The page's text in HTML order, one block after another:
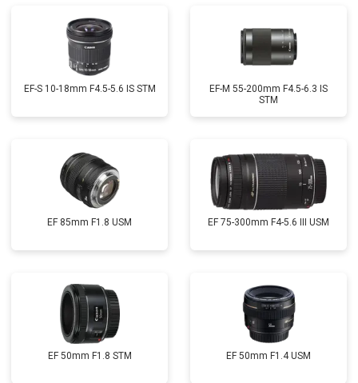
EF-S 10-18mm F4.5-5.6 IS STM
EF-M 55-200mm F4.5-6.3 IS
STM
EF 85mm F1.8 USM EF 75-300mm F4-5.6 III USM
EF 50mm F1.8 STM EF 50mm F1.4 USM